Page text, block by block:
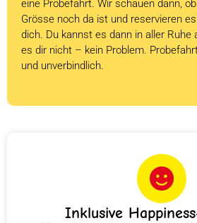
eine Probefahrt. Wir schauen dann,
Grösse noch da ist und reservieren
dich. Du kannst es dann in aller Ruhe
es dir nicht – kein Problem.
und unverbindlich.
Inklusive